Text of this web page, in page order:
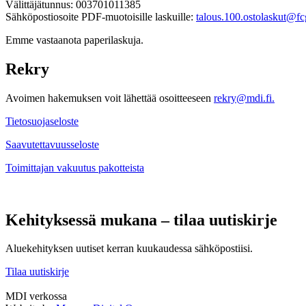
Välittäjätunnus: 003701011385
Sähköpostiosoite PDF-muotoisille laskuille:
Emme vastaanota paperilaskuja.
Rekry
Avoimen hakemuksen voit lähettää osoitteeseen rekry@mdi.fi.
Tietosuojaseloste
Saavutettavuusseloste
Toimittajan vakuutus pakotteista
Kehityksessä mukana – tilaa uutiskirje
Aluekehityksen uutiset kerran kuukaudessa sähköpostiisi.
Tilaa uutiskirje
MDI verkossa